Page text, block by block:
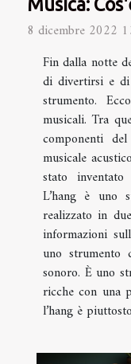
8 dicembre 2022
Fin dalla notte
di divertirsi e di
strumento.
musicali. Tra
componenti
musicale
stato
L’hang è uno
realizzato in
informazioni
uno strumento
sonoro. È uno
ricche con una
l’hang è